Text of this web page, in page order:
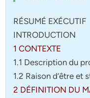
RÉSUMÉ EXÉCUTIF
INTRODUCTION
1 CONTEXTE
1.1 Description du
1.2 Raison d’être et
2 DÉFINITION DU